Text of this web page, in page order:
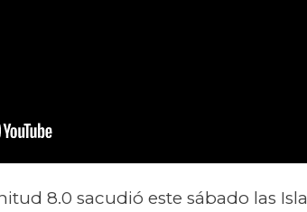
8.0 sacudió este sábado las